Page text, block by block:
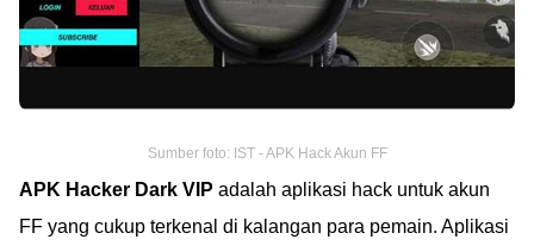
Sumber foto: IST - APK Hack Akun FF
APK Hacker Dark VIP adalah aplikasi hack untuk akun
FF yang cukup terkenal di kalangan para pemain. Aplikasi